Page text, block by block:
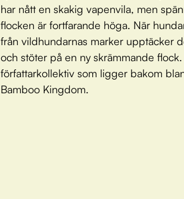
har nått en skakig vapenvila, men
flocken är fortfarande höga. När
från vildhundarnas marker upptäcker
och stöter på en ny skrämmande
författarkollektiv som ligger bakom
Bamboo Kingdom.